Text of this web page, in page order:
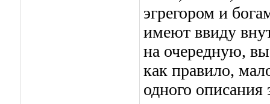
эгрегором и
имеют ввиду
на очередную,
как правило,
одного